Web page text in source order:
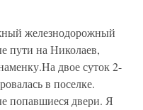
железнодорожный
пути на Николаев,
двое суток 2-
в поселке.
попавшиеся двери. Я